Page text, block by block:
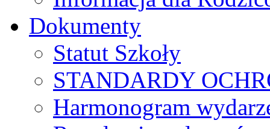
Dokumenty
Statut Szkoły
STANDARDY
Harmonogram